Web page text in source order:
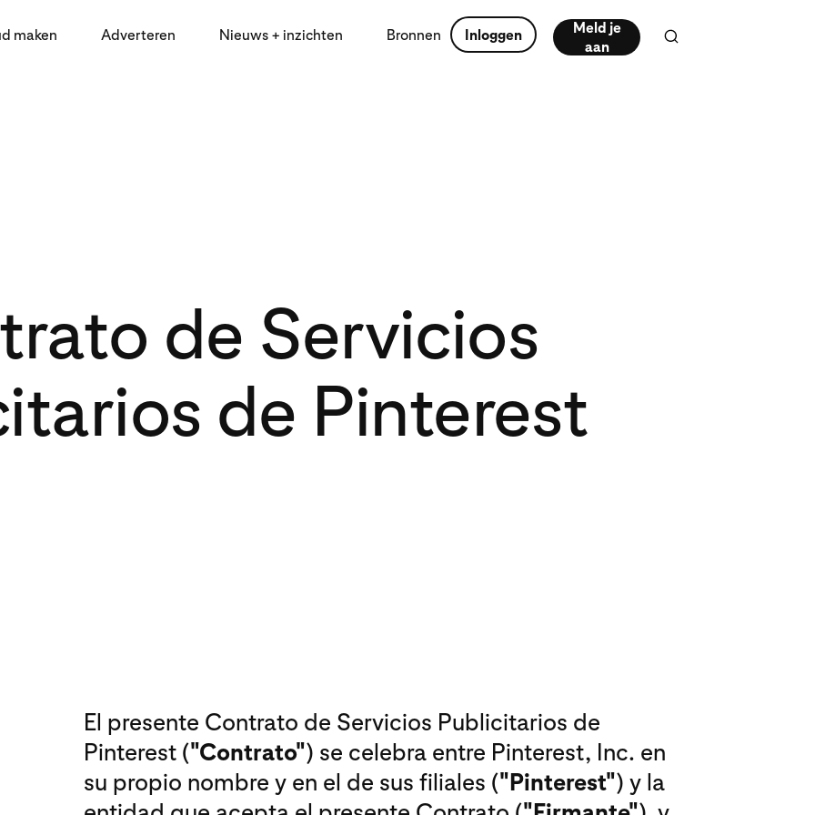
maken Adverteren Nieuws + inzichten Bronnen Inloggen
Meld je
aan
de Servicios
de Pinterest
El presente Contrato de Servicios Publicitarios de
Pinterest ("Contrato") se celebra entre Pinterest, Inc. en
su propio nombre y en el de sus filiales ("Pinterest") y la